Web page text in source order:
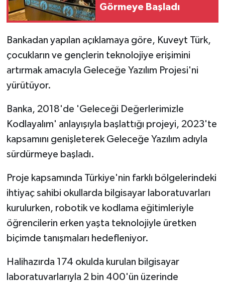
Görmeye Başladı
Bankadan yapılan açıklamaya göre, Kuveyt Türk,
çocukların ve gençlerin teknolojiye erişimini
artırmak amacıyla Geleceğe Yazılım Projesi'ni
yürütüyor.
Banka, 2018'de 'Geleceği Değerlerimizle
Kodlayalım' anlayışıyla başlattığı projeyi, 2023'te
kapsamını genişleterek Geleceğe Yazılım adıyla
sürdürmeye başladı.
Proje kapsamında Türkiye'nin farklı bölgelerindeki
ihtiyaç sahibi okullarda bilgisayar laboratuvarları
kurulurken, robotik ve kodlama eğitimleriyle
öğrencilerin erken yaşta teknolojiyle üretken
biçimde tanışmaları hedefleniyor.
Halihazırda 174 okulda kurulan bilgisayar
laboratuvarlarıyla 2 bin 400'ün üzerinde